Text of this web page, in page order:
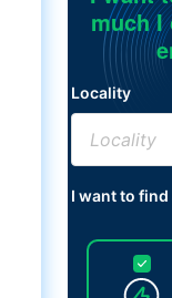
much I
Locality
I want to